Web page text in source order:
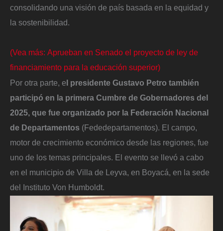
consolidando una visión de país basada en la equidad y
la sostenibilidad.
(Vea más: Aprueban en Senado el proyecto de ley de
financiamiento para la educación superior)
Por otra parte, el presidente Gustavo Petro también
participó en la primera Cumbre de Gobernadores del
2025, que fue organizado por la Federación Nacional
de Departamentos (Fededepartamentos). El campo,
motor de crecimiento económico desde las regiones, fue
uno de los temas principales. El evento se llevó a cabo
en el municipio de Villa de Leyva, en Boyacá, en la sede
del Instituto Von Humboldt.